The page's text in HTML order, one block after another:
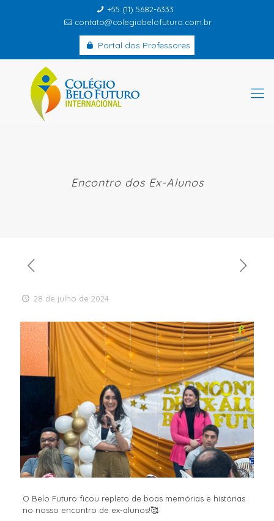
+55 (11) 5682-6333
contato@colegiobelofuturo.com.br
Portal dos Professores
Encontro dos Ex-Alunos
28 de julho de 2024
O Belo Futuro ficou repleto de boas memórias e histórias
no nosso encontro de ex-alunos!🥰